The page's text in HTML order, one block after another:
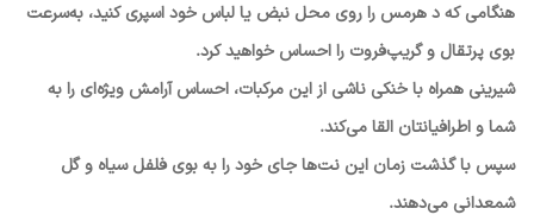
هنگامی که د هرمس را روی محل نبض یا لباس خود اسپری کنید، به‌سرعت
بوی پرتقال و گریپ‌فروت را احساس خواهید کرد.
شیرینی همراه با خنکی ناشی از این مرکبات، احساس آرامش ویژه‌ای را به
شما و اطرافیانتان القا می‌کند.
سپس با گذشت زمان این نت‌ها جای خود را به بوی فلفل سیاه و گل
شمعدانی می‌دهند.